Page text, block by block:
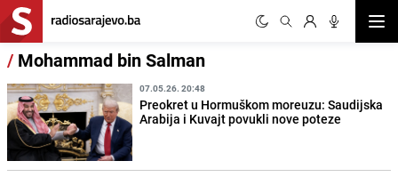
/ Mohammad bin Salman
07.05.26. 20:48
Preokret u Hormuškom moreuzu: Saudijska
Arabija i Kuvajt povukli nove poteze